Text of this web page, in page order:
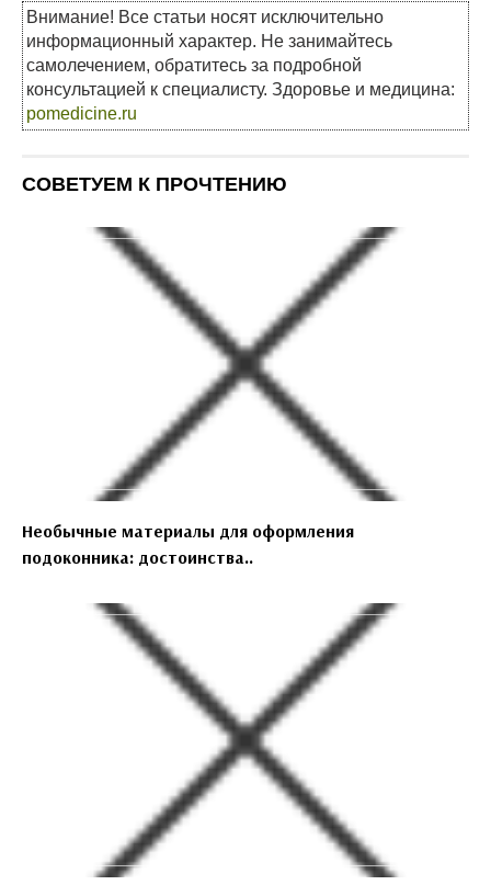
Внимание! Все статьи носят исключительно
информационный характер. Не занимайтесь
самолечением, обратитесь за подробной
консультацией к специалисту. Здоровье и медицина:
pomedicine.ru
СОВЕТУЕМ К ПРОЧТЕНИЮ
Необычные материалы для оформления
подоконника: достоинства..